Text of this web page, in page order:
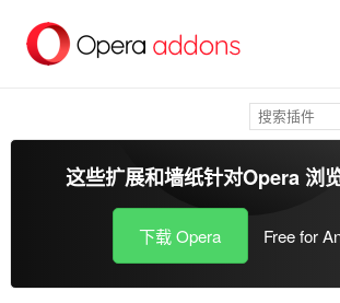
这些扩展和墙纸针对Opera 浏
下载 Opera Free for